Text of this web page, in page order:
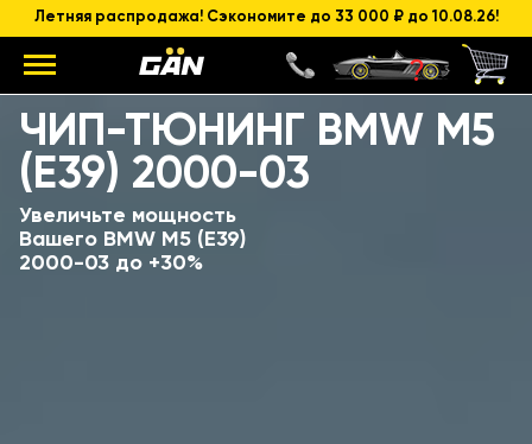
Летняя распродажа! Сэкономите до 33 000 ₽ до 10.08.26!
ЧИП-ТЮНИНГ BMW M5
(E39) 2000-03
Увеличьте мощность
Вашего BMW M5 (E39)
2000-03 до +30%
Модель
Объем и мощность ДВС